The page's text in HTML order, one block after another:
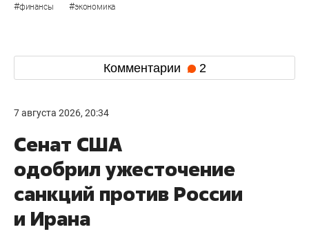
#финансы #экономика
Комментарии 2
7 августа 2026, 20:34
Сенат США
одобрил ужесточение
санкций против России
и Ирана